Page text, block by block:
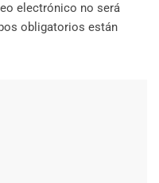
electrónico no será
obligatorios están